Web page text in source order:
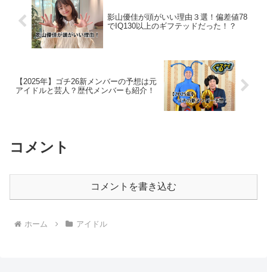
影山優佳が頭がいい理由３選！偏差値78
でIQ130以上のギフテッドだった！？
【2025年】ゴチ26新メンバーの予想は元
アイドルと芸人？歴代メンバーも紹介！
コメント
コメントを書き込む
ホーム アイドル